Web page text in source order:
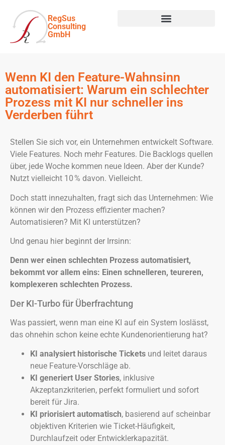
RegSus
Consulting
GmbH
Wenn KI den Feature-Wahnsinn
automatisiert: Warum ein schlechter
Prozess mit KI nur schneller ins
Verderben führt
Stellen Sie sich vor, ein Unternehmen entwickelt Software.
Viele Features. Noch mehr Features. Die Backlogs quellen
über, jede Woche kommen neue Ideen. Aber der Kunde?
Nutzt vielleicht 10 % davon. Vielleicht.
Doch statt innezuhalten, fragt sich das Unternehmen: Wie
können wir den Prozess effizienter machen?
Automatisieren? Mit KI unterstützen?
Und genau hier beginnt der Irrsinn:
Denn wer einen schlechten Prozess automatisiert,
bekommt vor allem eins: Einen schnelleren, teureren,
komplexeren schlechten Prozess.
Der KI-Turbo für Überfrachtung
Was passiert, wenn man eine KI auf ein System loslässt,
das ohnehin schon keine echte Kundenorientierung hat?
KI analysiert historische Tickets und leitet daraus
neue Feature-Vorschläge ab.
KI generiert User Stories, inklusive
Akzeptanzkriterien, perfekt formuliert und sofort
bereit für Jira.
KI priorisiert automatisch, basierend auf scheinbar
objektiven Kriterien wie Ticket-Häufigkeit,
Durchlaufzeit oder Entwicklerkapazität.